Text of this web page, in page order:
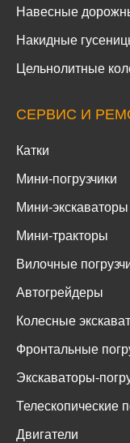
Навесные
Накидные
Цельнолитные
СЕРВИС И
Катки
Мини-погрузчики
Мини-экскаваторы
Мини-тракторы
Вилочные
Автогрейдеры
Колесные
Фронтальные
Экскаваторы-
Телескопические
Двигатели